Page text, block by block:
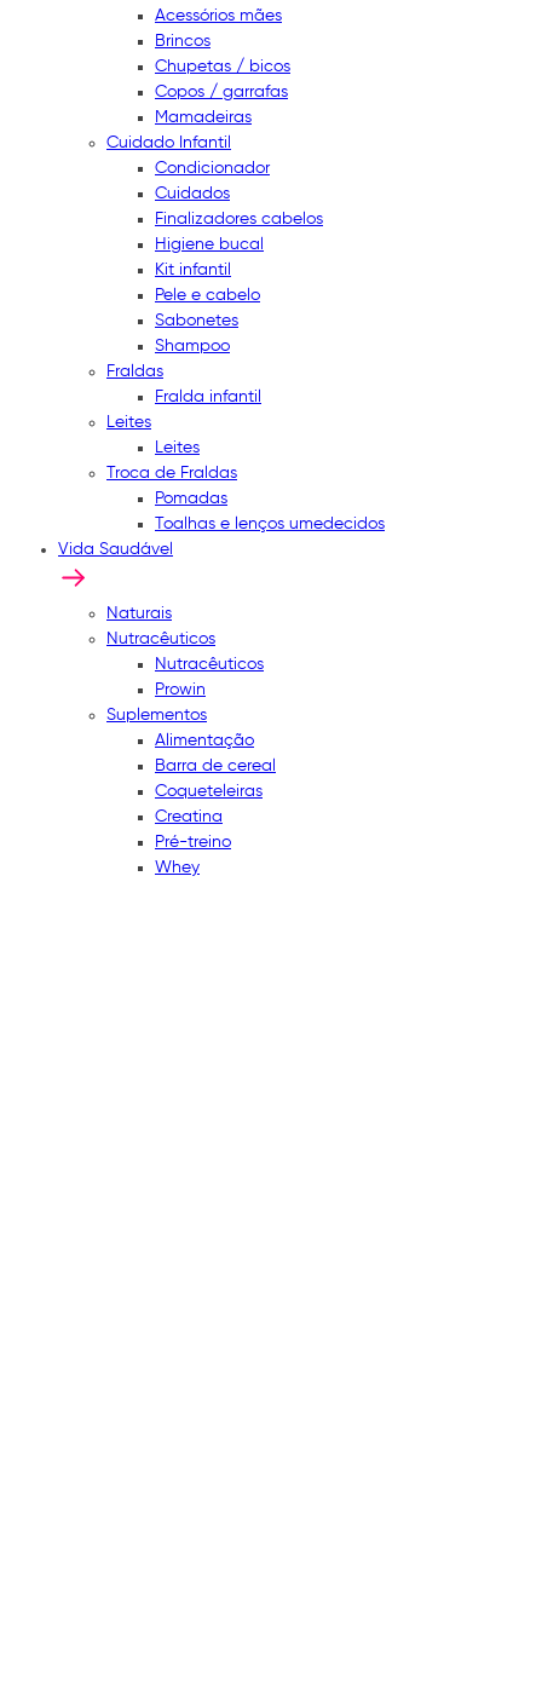
Acessórios mães
Brincos
Chupetas / bicos
Copos / garrafas
Mamadeiras
Cuidado Infantil
Condicionador
Cuidados
Finalizadores cabelos
Higiene bucal
Kit infantil
Pele e cabelo
Sabonetes
Shampoo
Fraldas
Fralda infantil
Leites
Leites
Troca de Fraldas
Pomadas
Toalhas e lenços umedecidos
Vida Saudável
Naturais
Nutracêuticos
Nutracêuticos
Prowin
Suplementos
Alimentação
Barra de cereal
Coqueteleiras
Creatina
Pré-treino
Whey